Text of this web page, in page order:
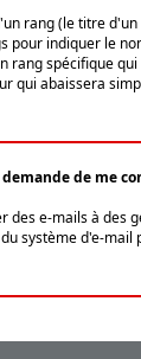
rang (le titre
indiquer le
spécifique
qui abaissera
de me
des e-mails à
système d'e-mail